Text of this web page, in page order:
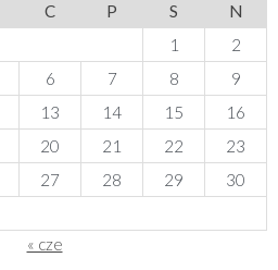
C P S
N
1
2
6 7 8
9
13 14 15
16
20 21 22
23
27 28 29
30
« cze